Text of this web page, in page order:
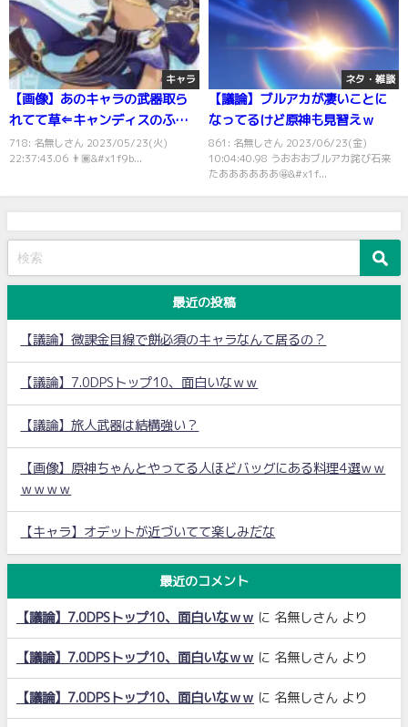
キャラ
【画像】あのキャラの武器取ら
れてて草⇐キャンディスのふつ
くしさヤバいな…
718: 名無しさん 2023/05/23(火)
22:37:43.06 👨🏾‍&#x1f9b...
ネタ・雑談
【議論】ブルアカが凄いことに
なってるけど原神も見習えｗ
861: 名無しさん 2023/06/23(金)
10:04:40.98 うおおおブルアカ詫び石来
たああああああ🤩&#x1f...
最近の投稿
【議論】微課金目線で餅必須のキャラなんて居るの？
【議論】7.0DPSトップ10、面白いなｗｗ
【議論】旅人武器は結構強い？
【画像】原神ちゃんとやってる人ほどバッグにある料理4選ｗｗ
ｗｗｗｗ
【キャラ】オデットが近づいてて楽しみだな
最近のコメント
【議論】7.0DPSトップ10、面白いなｗｗ に 名無しさん より
【議論】7.0DPSトップ10、面白いなｗｗ に 名無しさん より
【議論】7.0DPSトップ10、面白いなｗｗ に 名無しさん より